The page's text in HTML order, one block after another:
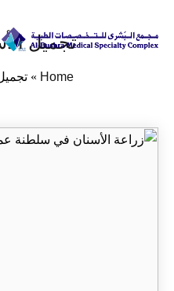
تجميل
Home
»